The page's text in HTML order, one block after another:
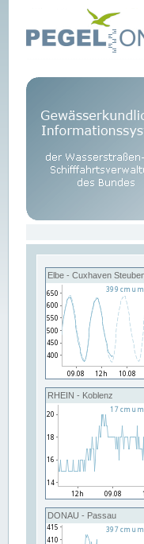
Elbe - Cuxhaven
RHEIN - Koblenz
DONAU - Passau